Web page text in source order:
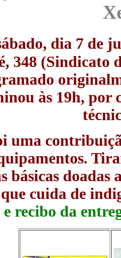
dia 7 de
348 (Sindicato
às 19h, por
uma
básicas
cuida de
e recibo da